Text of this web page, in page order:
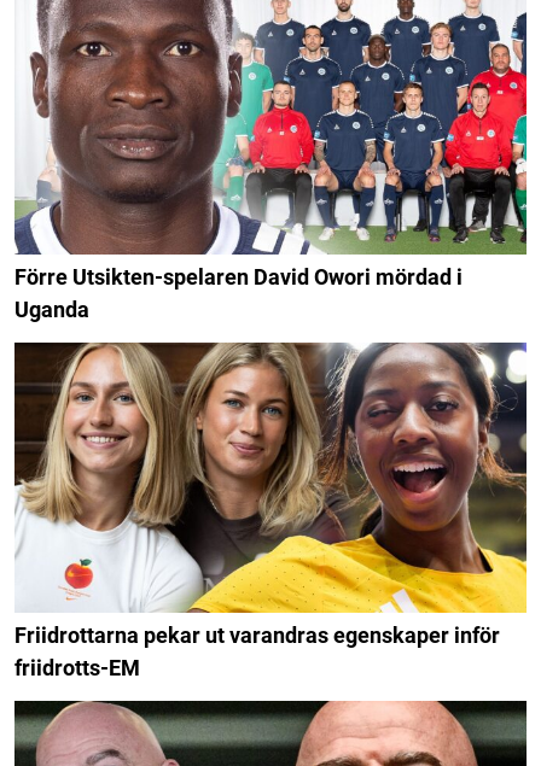
Förre Utsikten-spelaren David Owori mördad i
Uganda
Friidrottarna pekar ut varandras egenskaper inför
friidrotts-EM